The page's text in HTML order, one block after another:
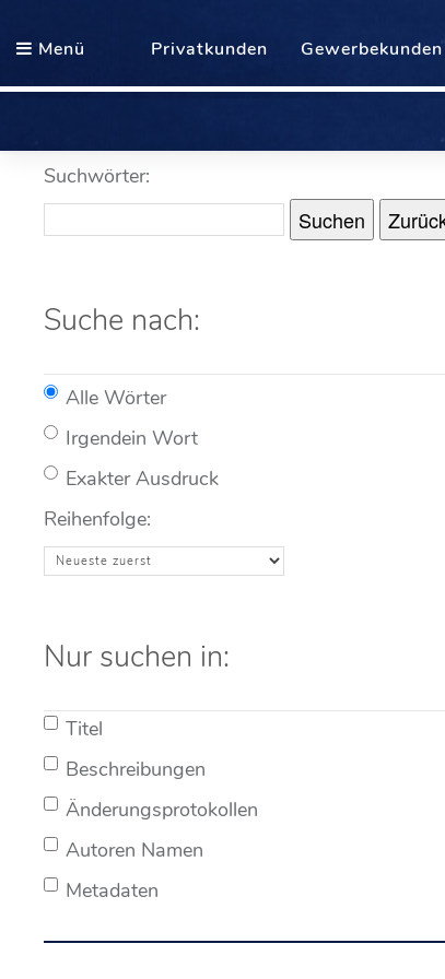
Menü Privatkunden Gewerbekunden
Suchwörter:
Suchen
Suche nach:
Alle Wörter
Irgendein Wort
Exakter Ausdruck
Reihenfolge:
Nur suchen in:
Titel
Beschreibungen
Änderungsprotokollen
Autoren Namen
Metadaten